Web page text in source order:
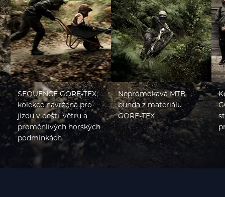
SEQUENCE GORE-TEX,
kolekce navržená pro
jízdu v dešti, větru a
proměnlivých horských
podmínkách
Nepromokavá MTB
bunda z materiálu
GORE-TEX